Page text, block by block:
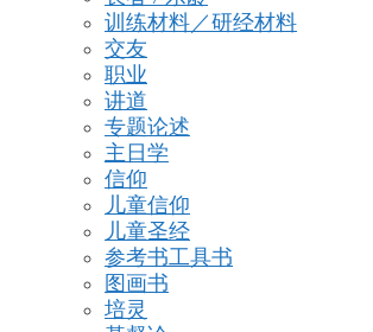
训练材料／研经材料
交友
职业
讲道
专题论述
主日学
信仰
儿童信仰
儿童圣经
参考书工具书
图画书
培灵